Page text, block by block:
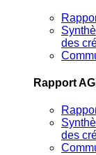
des
Rapport
des